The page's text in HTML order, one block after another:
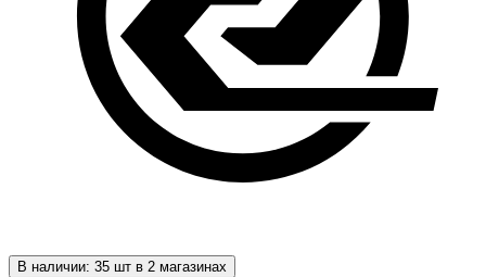
В наличии: 35 шт в 2 магазинах